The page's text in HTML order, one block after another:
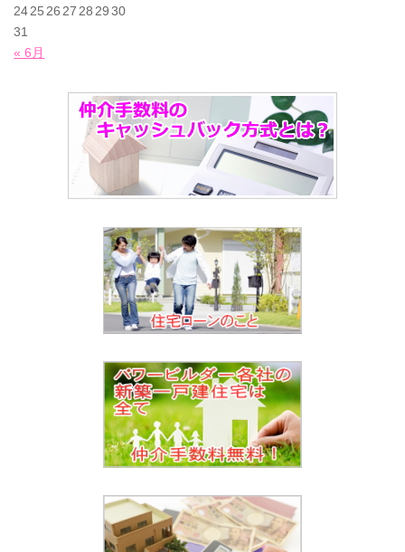
« 6月
2425 26 27 28 29 30
31